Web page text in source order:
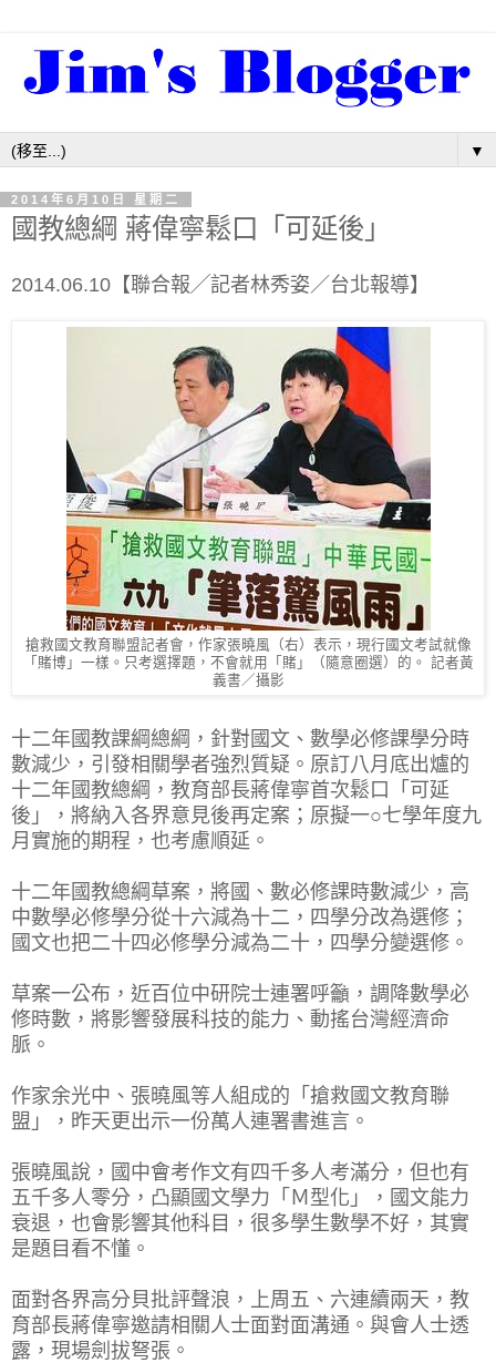
▼
2014年6月10日 星期二
國教總綱 蔣偉寧鬆口「可延後」
2014.06.10【聯合報╱記者林秀姿／台北報導】
搶救國文教育聯盟記者會，作家張曉風（右）表示，現行國文考試就像
「賭博」一樣。只考選擇題，不會就用「賭」（隨意圈選）的。 記者黃
義書／攝影
十二年國教課綱總綱，針對國文、數學必修課學分時
數減少，引發相關學者強烈質疑。原訂八月底出爐的
十二年國教總綱，教育部長蔣偉寧首次鬆口「可延
後」，將納入各界意見後再定案；原擬一○七學年度九
月實施的期程，也考慮順延。
十二年國教總綱草案，將國、數必修課時數減少，高
中數學必修學分從十六減為十二，四學分改為選修；
國文也把二十四必修學分減為二十，四學分變選修。
草案一公布，近百位中研院士連署呼籲，調降數學必
修時數，將影響發展科技的能力、動搖台灣經濟命
脈。
作家余光中、張曉風等人組成的「搶救國文教育聯
盟」，昨天更出示一份萬人連署書進言。
張曉風說，國中會考作文有四千多人考滿分，但也有
五千多人零分，凸顯國文學力「Ｍ型化」，國文能力
衰退，也會影響其他科目，很多學生數學不好，其實
是題目看不懂。
面對各界高分貝批評聲浪，上周五、六連續兩天，教
育部長蔣偉寧邀請相關人士面對面溝通。與會人士透
露，現場劍拔弩張。